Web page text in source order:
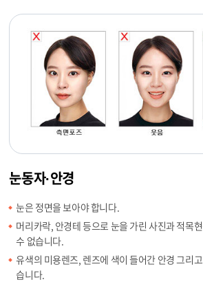
눈동자·안경
눈은 정면을 보아야 합니다.
머리카락, 안경테 등으로 눈을 가린 사진과 적목
수 없습니다.
유색의 미용렌즈, 렌즈에 색이 들어간 안경 그리
습니다.